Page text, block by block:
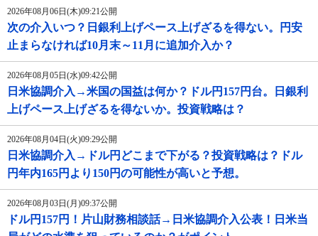
2026年08月06日(木)09:21公開
次の介入いつ？日銀利上げペース上げざるを得ない。円安
止まらなければ10月末～11月に追加介入か？
2026年08月05日(水)09:42公開
日米協調介入→米国の国益は何か？ドル円157円台。日銀利
上げペース上げざるを得ないか。投資戦略は？
2026年08月04日(火)09:29公開
日米協調介入→ドル円どこまで下がる？投資戦略は？ドル
円年内165円より150円の可能性が高いと予想。
2026年08月03日(月)09:37公開
ドル円157円！片山財務相談話→日米協調介入公表！日米当